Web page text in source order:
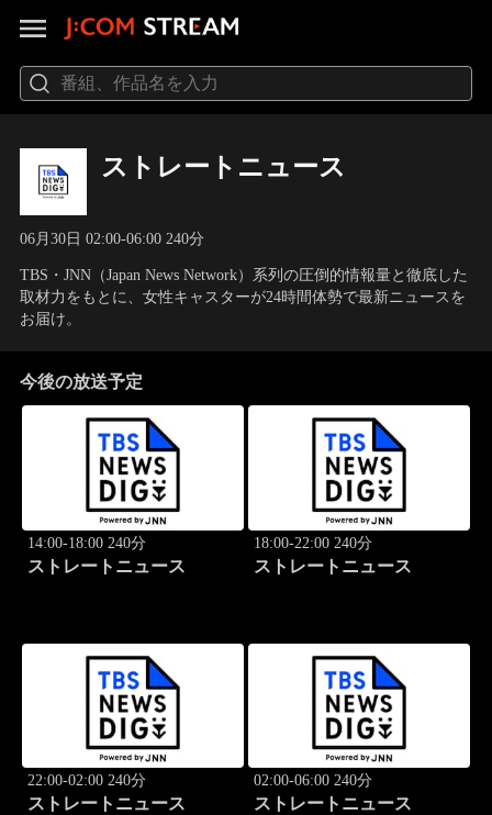
ストレートニュース
06月30日 02:00-06:00 240分
TBS・JNN（Japan News Network）系列の圧倒的情報量と徹底した
取材力をもとに、女性キャスターが24時間体勢で最新ニュースを
お届け。
今後の放送予定
14:00-18:00 240分
ストレートニュース
18:00-22:00 240分
ストレートニュース
22:00-02:00 240分
ストレートニュース
02:00-06:00 240分
ストレートニュース